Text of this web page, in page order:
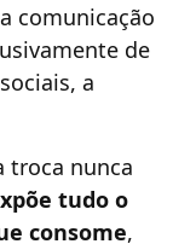
comunicação
de
a
troca nunca
tudo o
consome,